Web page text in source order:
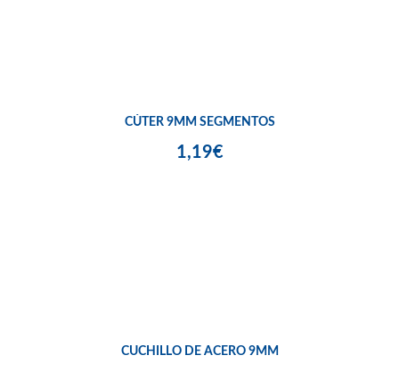
CÚTER 9MM SEGMENTOS
1,19€
CUCHILLO DE ACERO 9MM